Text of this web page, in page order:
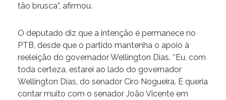
tão brusca”, afirmou.
O deputado diz que a intenção é permanece no
PTB, desde que o partido mantenha o apoio à
reeleição do governador Wellington Dias. ‘’Eu, com
toda certeza, estarei ao lado do governador
Wellington Dias, do senador Ciro Nogueira. E queria
contar muito com o senador João Vicente em